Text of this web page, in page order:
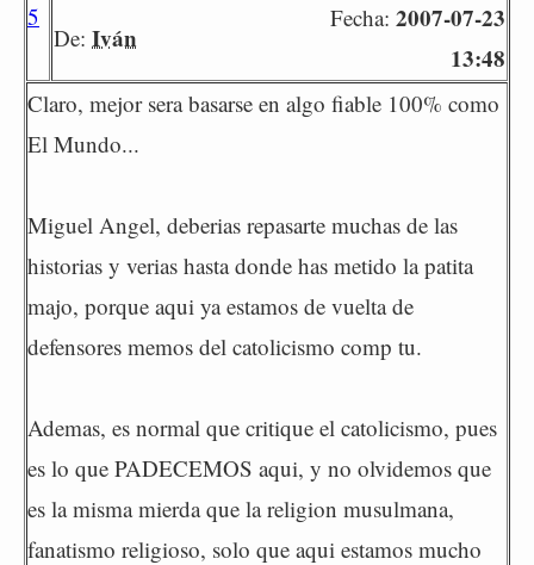
5
De: Iván
Fecha: 2007-07-23
13:48
Claro, mejor sera basarse en algo fiable 100% como
El Mundo...
Miguel Angel, deberias repasarte muchas de las
historias y verias hasta donde has metido la patita
majo, porque aqui ya estamos de vuelta de
defensores memos del catolicismo comp tu.
Ademas, es normal que critique el catolicismo, pues
es lo que PADECEMOS aqui, y no olvidemos que
es la misma mierda que la religion musulmana,
fanatismo religioso, solo que aqui estamos mucho